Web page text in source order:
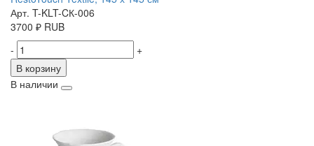
Арт. T-KLT-CК-006
3700 ₽ RUB
-
+
В корзину
В наличии